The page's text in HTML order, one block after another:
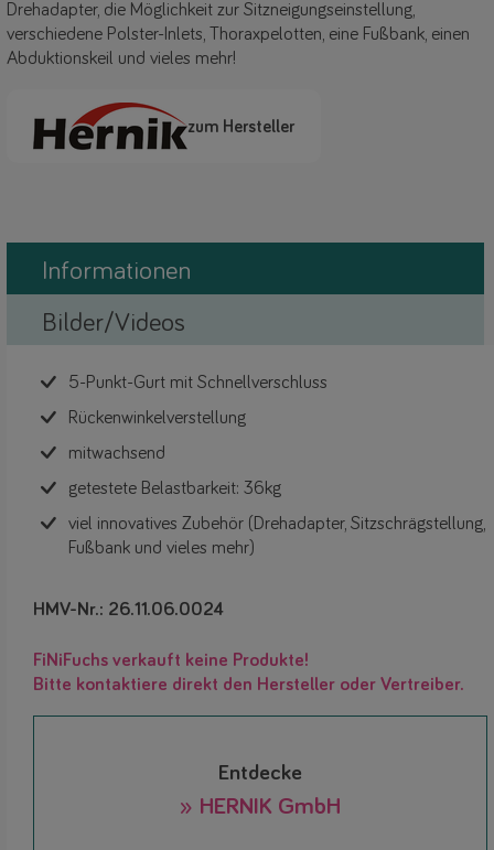
Drehadapter, die Möglichkeit zur Sitzneigungseinstellung,
verschiedene Polster-Inlets, Thoraxpelotten, eine Fußbank, einen
Abduktionskeil und vieles mehr!
zum Hersteller
Informationen
Bilder/Videos
5-Punkt-Gurt mit Schnellverschluss
Rückenwinkelverstellung
mitwachsend
getestete Belastbarkeit: 36kg
viel innovatives Zubehör (Drehadapter, Sitzschrägstellung,
Fußbank und vieles mehr)
HMV-Nr.: 26.11.06.0024
FiNiFuchs verkauft keine Produkte!
Bitte kontaktiere direkt den Hersteller oder Vertreiber.
Entdecke
» HERNIK GmbH